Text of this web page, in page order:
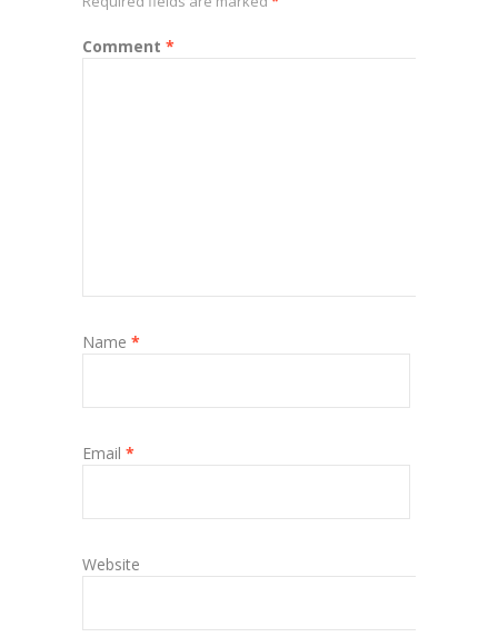
Comment *
Name *
Email *
Website